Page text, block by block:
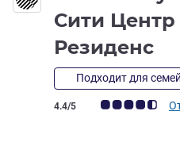
Сити
Резиденс
Подходит для
Примечание: отзывы
4.4/5